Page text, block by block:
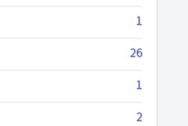
1
26
1
2